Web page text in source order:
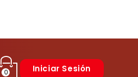
Iniciar Sesión
0